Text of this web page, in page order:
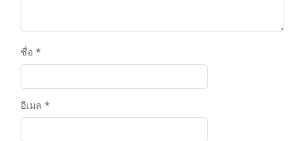
ชื่อ *
อีเมล *